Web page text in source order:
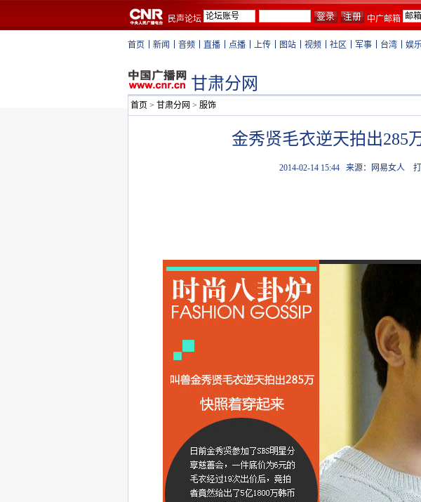
民声论坛 中广邮箱
首页 新闻 音频 直播 点播 上传 图站 视频 社区 军事 台湾 娱
甘肃分网
首页 > 甘肃分网 > 服饰
金秀贤毛衣逆天拍出285
2014-02-14 15:44 来源：网易女人